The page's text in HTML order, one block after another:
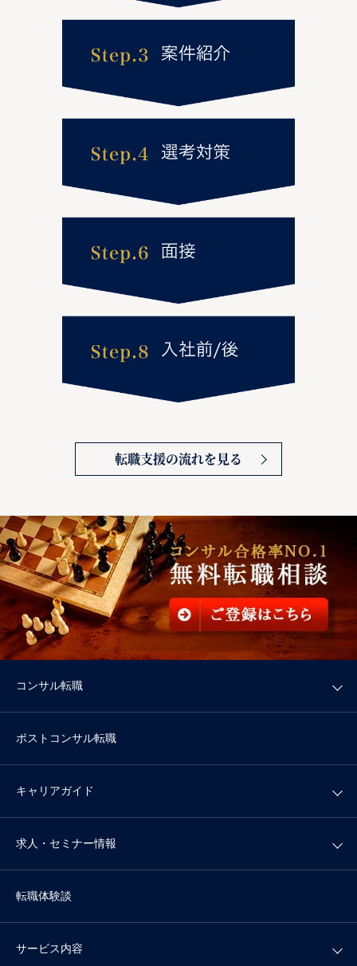
転職支援の流れを見る
コンサル転職
ポストコンサル転職
キャリアガイド
求人・セミナー情報
転職体験談
サービス内容